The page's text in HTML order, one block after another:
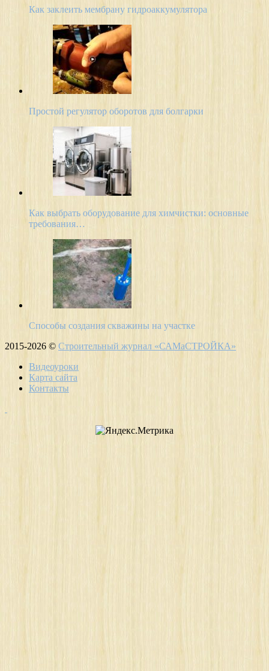
Как заклеить мембрану гидроаккумулятора
Простой регулятор оборотов для болгарки
Как выбрать оборудование для химчистки: основные
требования…
Способы создания скважины на участке
2015-2026 © Строительный журнал «САМаСТРОЙКА»
Видеоуроки
Карта сайта
Контакты